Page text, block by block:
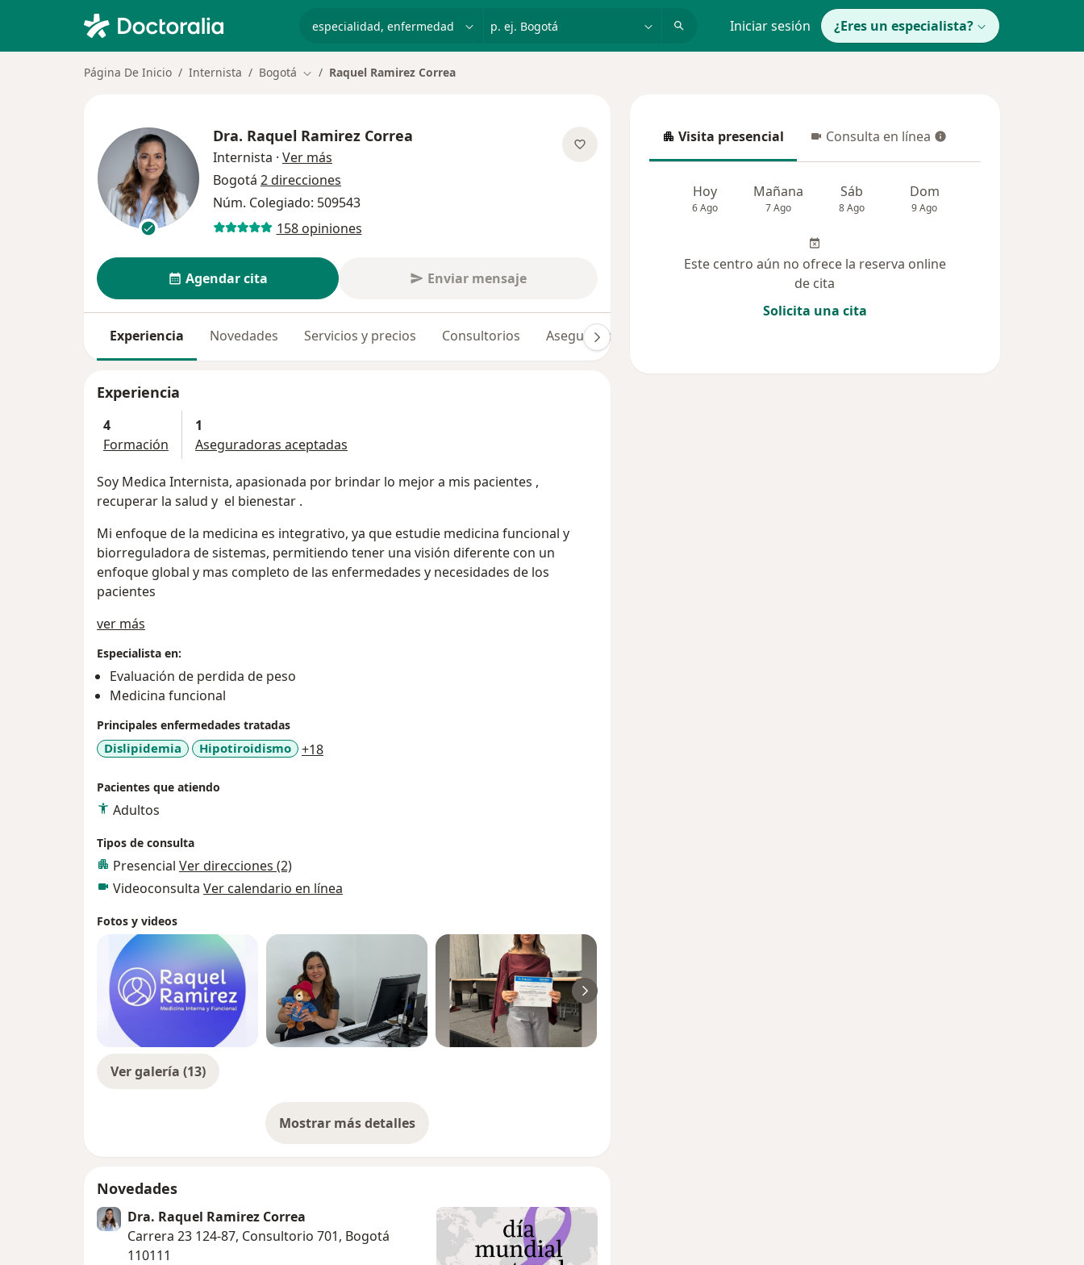
p. ej. Bogotá Iniciar sesión ¿Eres un especialista?
Página De Inicio Internista Bogotá Cambiar de ciudad
Raquel Ramirez Correa
Dra. Raquel Ramirez Correa
Internista · Ver más
Bogotá 2 direcciones
Núm. Colegiado: 509543
158 opiniones
Agendar cita Enviar mensaje
Experiencia Novedades Servicios y precios Consultorios Aseguradoras
Experiencia
4
Formación
1
Aseguradoras aceptadas
Soy Medica Internista, apasionada por brindar lo mejor a mis pacientes ,
recuperar la salud y el bienestar .
Mi enfoque de la medicina es integrativo, ya que estudie medicina funcional y
biorreguladora de sistemas, permitiendo tener una visión diferente con un
enfoque global y mas completo de las enfermedades y necesidades de los
pacientes
ver más
Especialista en:
Evaluación de perdida de peso
Medicina funcional
Principales enfermedades tratadas
Dislipidemia Hipotiroidismo +18a11y_sr_more_diseases
Pacientes que atiendo
Adultos
Tipos de consulta
Presencial Ver direcciones (2)
Videoconsulta Ver calendario en línea
Fotos y videos
Ver galería (13)
Mostrar más detalles
sobre la experiencia
Novedades
Dra. Raquel Ramirez Correa
Carrera 23 124-87, Consultorio 701, Bogotá
110111
Visita presencial
Visita presencial Consulta en línea
Consulta en línea
Hoy
6 Ago
Mañana
7 Ago
Sáb
8 Ago
Dom
9 Ago
Este centro aún no ofrece la reserva online
de cita
Solicita una cita